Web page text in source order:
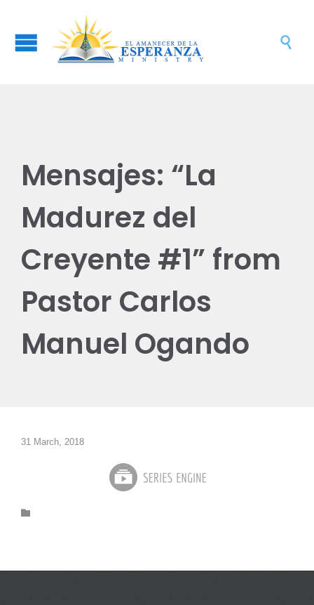

Mensajes: “La
Madurez del
Creyente #1” from
Pastor Carlos
Manuel Ogando
31 March, 2018
